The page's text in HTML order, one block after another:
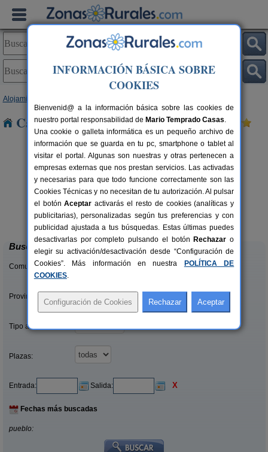
Alojamientos
Casas Rurales cerca de Zubiaur
22 pers.
desde29 €
Hotel Rural Natxiondo **
Ispaster (Vizcaya)
Buscar
Comunidades:
Provincias/Islas:
Tipo alquiler:
Plazas:
Entrada: Salida: X
Fechas más buscadas
pueblo:
INFORMACIÓN BÁSICA SOBRE
COOKIES
Bienvenid@ a la información básica sobre las cookies de
nuestro portal responsabilidad de Mario Temprado Casas.
Una cookie o galleta informática es un pequeño archivo de
información que se guarda en tu pc, smartphone o tablet al
visitar el portal. Algunas son nuestras y otras pertenecen a
empresas externas que nos prestan servicios. Las activadas
y necesarias para que todo funcione correctamente son las
Cookies Técnicas y no necesitan de tu autorización. Al pulsar
el botónAceptar activarás el resto de cookies (analíticas y
publicitarias), personalizadas según tus preferencias y con
publicidad ajustada a tus búsquedas. Estas últimas puedes
desactivarlas por completo pulsando el botón Rechazar o
elegir su activación/desactivación desde “Configuración de
Cookies”. Más información en nuestra
POLÍTICA DE
COOKIES.